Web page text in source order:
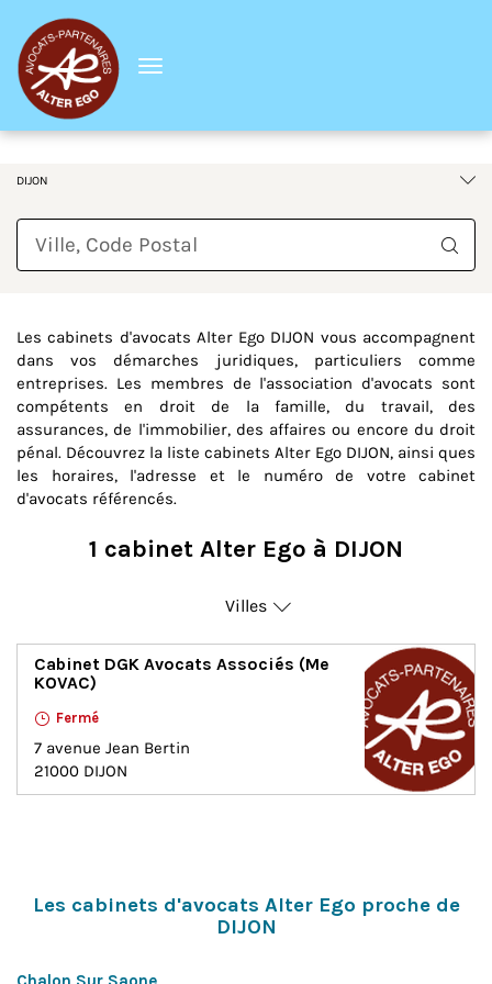
Menu
France
Bourgogne-Franche-Comté
DIJON
Requête
Les cabinets d'avocats Alter Ego DIJON vous accompagnent
dans vos démarches juridiques, particuliers comme
entreprises. Les membres de l'association d'avocats sont
compétents en droit de la famille, du travail, des
assurances, de l'immobilier, des affaires ou encore du droit
pénal. Découvrez la liste cabinets Alter Ego DIJON, ainsi ques
les horaires, l'adresse et le numéro de votre cabinet
d'avocats référencés.
1 cabinet Alter Ego à DIJON
Villes
Dijon
Cabinet DGK Avocats Associés (Me
KOVAC)
Fermé
7 avenue Jean Bertin
21000 DIJON
Les cabinets d'avocats Alter Ego proche de
DIJON